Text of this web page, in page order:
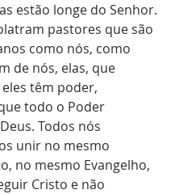
estão longe do Senhor.
pastores que são
como nós, como
de nós, elas, que
têm poder,
todo o Poder
Todos nós
unir no mesmo
no mesmo Evangelho,
Cristo e não